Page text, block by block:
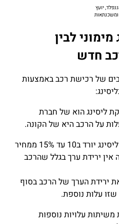
יועץ
ומשכנתאות
לבין
חדש
של רכישת רכב באמצעות
ליסינג הוא של חברת
על הרכב היא של הקונה.
ערכו של רכב בבעלות ליסינג יורד ב10 עד 15% ממחיר
אין ירידת ערך בגלל שהרכב
ירידת הערך של הרכב בסוף
עלות נוספת.
משיתות עלויות נוספות